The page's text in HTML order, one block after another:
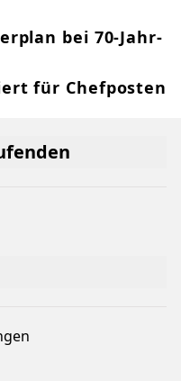
bei 70-Jahr-
für Chefposten